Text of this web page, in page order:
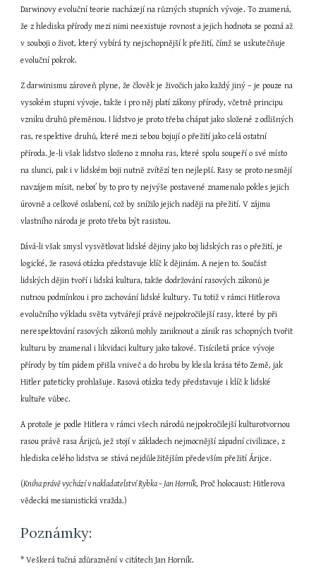
Darwinovy evoluční teorie nacházejí na různých stupních vývoje. To znamená,
že z hlediska přírody mezi nimi neexistuje rovnost a jejich hodnota se pozná až
v souboji o život, který vybírá ty nejschopnější k přežití, čímž se uskutečňuje
evoluční pokrok.
Z darwinismu zároveň plyne, že člověk je živočich jako každý jiný – je pouze na
vysokém stupni vývoje, takže i pro něj platí zákony přírody, včetně principu
vzniku druhů přeměnou. I lidstvo je proto třeba chápat jako složené z odlišných
ras, respektive druhů, které mezi sebou bojují o přežití jako celá ostatní
příroda. Je-li však lidstvo složeno z mnoha ras, které spolu soupeří o své místo
na slunci, pak i v lidském boji nutně zvítězí ten nejlepší. Rasy se proto nesmějí
navzájem mísit, neboť by to pro ty nejvýše postavené znamenalo pokles jejich
úrovně a celkové oslabení, což by snížilo jejich naději na přežití. V zájmu
vlastního národa je proto třeba být rasistou.
Dává-li však smysl vysvětlovat lidské dějiny jako boj lidských ras o přežití, je
logické, že rasová otázka představuje klíč k dějinám. A nejen to. Součást
lidských dějin tvoří i lidská kultura, takže dodržování rasových zákonů je
nutnou podmínkou i pro zachování lidské kultury. Tu totiž v rámci Hitlerova
evolučního výkladu světa vytvářejí právě nejpokročilejší rasy, které by při
nerespektování rasových zákonů mohly zaniknout a zánik ras schopných tvořit
kulturu by znamenal i likvidaci kultury jako takové. Tisíciletá práce vývoje
přírody by tím pádem přišla vniveč a do hrobu by klesla krása této Země, jak
Hitler pateticky prohlašuje. Rasová otázka tedy představuje i klíč k lidské
kultuře vůbec.
A protože je podle Hitlera v rámci všech národů nejpokročilejší kulturotvornou
rasou právě rasa Árijců, jež stojí v základech nejmocnější západní civilizace, z
hlediska celého lidstva se stává nejdůležitějším především přežití Árijce.
(Kniha právě vychází v nakladatelství Rybka – Jan Horník, Proč holocaust: Hitlerova
vědecká mesianistická vražda.)
Poznámky:
* Veškerá tučná zdůraznění v citátech Jan Horník.